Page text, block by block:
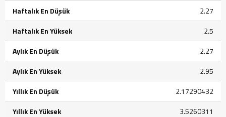
Haftalık En Düşük
2.27
Haftalık En Yüksek
2.5
Aylık En Düşük
2.27
Aylık En Yüksek
2.95
Yıllık En Düşük
2.17290432
Yıllık En Yüksek
3.5260311